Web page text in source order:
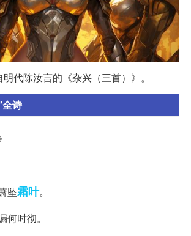
明代陈汝言的《杂兴（三首）》。
全诗
坠霜叶。
时彻。